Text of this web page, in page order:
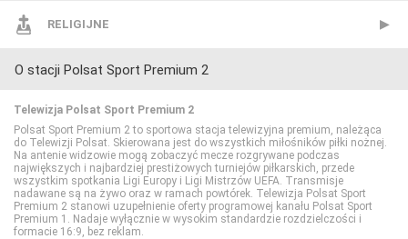
Polsat Comedy Central Extra
Polsat Film
Polsat Film 2
Polsat Seriale
Romance TV
TVP Info
Wydarzenia 24
CBS Reality
CI Polsat
Discovery Channel
Discovery Historia
Discovery Life
MTV Polska
TVP Rozrywka
CANAL+ Domo
CANAL+ Kuchnia
Food Network
HGTV
Lifetime
Cartoon Network
Cartoonito
Disney Channel
Disney Junior
Disney XD
RELIGIJNE
TV Trwam
O stacji Polsat Sport Premium 2
Telewizja Polsat Sport Premium 2
Polsat Sport Premium 2 to sportowa stacja telewizyjna premium, należąca
do Telewizji Polsat. Skierowana jest do wszystkich miłośników piłki nożnej.
Na antenie widzowie mogą zobaczyć mecze rozgrywane podczas
największych i najbardziej prestiżowych turniejów piłkarskich, przede
wszystkim spotkania Ligi Europy i Ligi Mistrzów UEFA. Transmisje
nadawane są na żywo oraz w ramach powtórek. Telewizja Polsat Sport
Premium 2 stanowi uzupełnienie oferty programowej kanału Polsat Sport
Premium 1. Nadaje wyłącznie w wysokim standardzie rozdzielczości i
formacie 16:9, bez reklam.